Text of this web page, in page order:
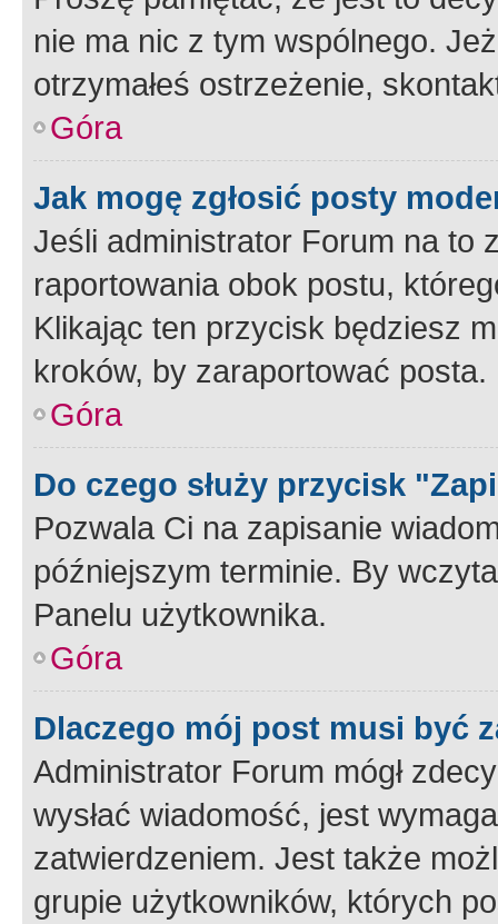
nie ma nic z tym wspólnego.
otrzymałeś ostrzeżenie,
Góra
Jak mogę zgłosić posty
Jeśli administrator Forum na to
raportowania obok postu,
Klikając ten przycisk będziesz
kroków, by zaraportować posta.
Góra
Do czego służy przycisk
Pozwala Ci na zapisanie
późniejszym terminie. By
Panelu użytkownika.
Góra
Dlaczego mój post musi być
Administrator Forum mógł
wysłać wiadomość, jest
zatwierdzeniem. Jest także
grupie użytkowników, których